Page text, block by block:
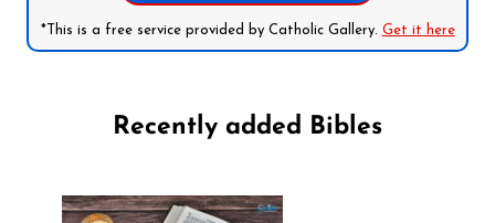
*This is a free service provided by Catholic Gallery. Get it here
Recently added Bibles